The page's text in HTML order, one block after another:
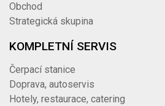
Obchod
Strategická skupina
KOMPLETNÍ SERVIS
Čerpací stanice
Doprava, autoservis
Hotely, restaurace, catering